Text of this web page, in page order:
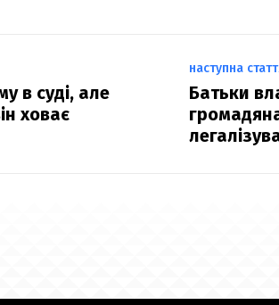
в суді, але
ховає
наступна
Батьки